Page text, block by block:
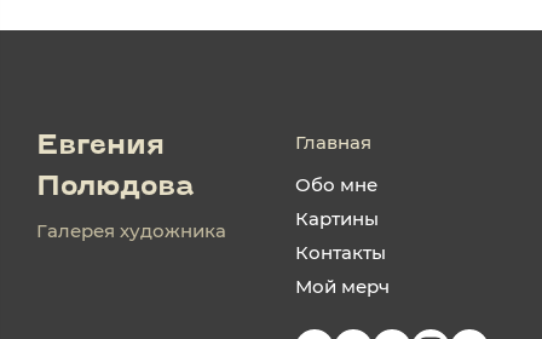
Евгения
Полюдова
Галерея художника
Главная
Обо мне
Картины
Контакты
Мой мерч